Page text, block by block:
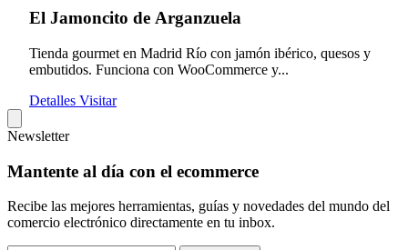
El Jamoncito de Arganzuela
Tienda gourmet en Madrid Río con jamón ibérico, quesos y
embutidos. Funciona con WooCommerce y...
Detalles Visitar
Newsletter
Mantente al día con el ecommerce
Recibe las mejores herramientas, guías y novedades del mundo del
comercio electrónico directamente en tu inbox.